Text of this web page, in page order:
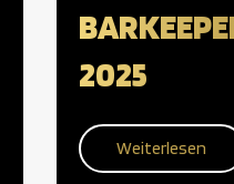
2025
Weiterlesen